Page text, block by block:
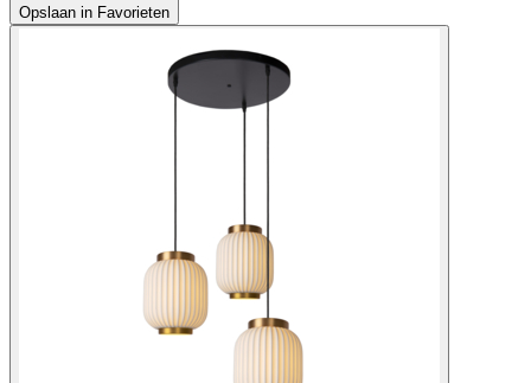
Opslaan in Favorieten